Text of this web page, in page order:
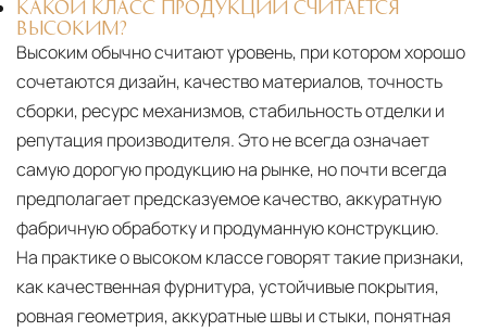
КАКОЙ КЛАСС ПРОДУКЦИИ СЧИТАЕТСЯ
ВЫСОКИМ?
Высоким обычно считают уровень, при котором хорошо
сочетаются дизайн, качество материалов, точность
сборки, ресурс механизмов, стабильность отделки и
репутация производителя. Это не всегда означает
самую дорогую продукцию на рынке, но почти всегда
предполагает предсказуемое качество, аккуратную
фабричную обработку и продуманную конструкцию.
На практике о высоком классе говорят такие признаки,
как качественная фурнитура, устойчивые покрытия,
ровная геометрия, аккуратные швы и стыки, понятная